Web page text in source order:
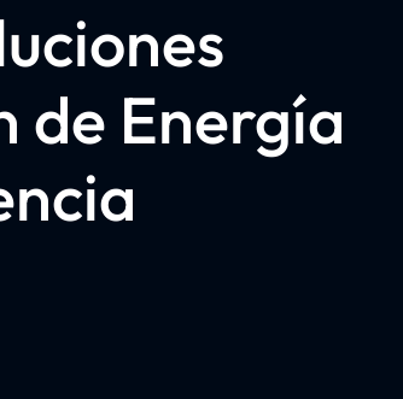
de Energía